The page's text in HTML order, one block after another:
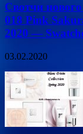
Свотчи
018 Pink
2020 —
03.02.2020